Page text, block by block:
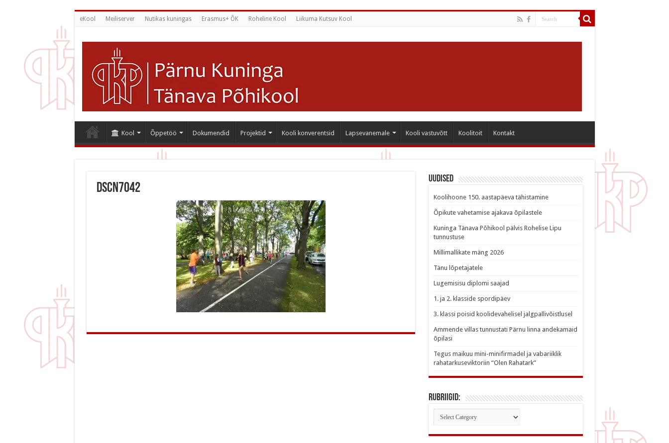
eKool Meiliserver Nutikas kuningas Erasmus+ ÕK Roheline Kool Liikuma Kutsuv Kool
Kool Õppetöö Dokumendid Projektid Kooli konverentsid Lapsevanemale Kooli vastuvõtt Koolitoit Kontakt
DSCN7042
Uudised
Koolihoone 150. aastapäeva tähistamine
Õpikute vahetamise ajakava õpilastele
Kuninga Tänava Põhikool pälvis Rohelise Lipu
tunnustuse
Millimallikate mäng 2026
Tänu lõpetajatele
Lugemisisu diplomi saajad
1. ja 2. klasside spordipäev
3. klassi poisid koolidevahelisel jalgpallivõistlusel
Ammende villas tunnustati Pärnu linna andekamaid
õpilasi
Tegus maikuu mini-minifirmadel ja vabariiklik
rahatarkuseviktoriin “Olen Rahatark”
Rubriigid:
Rubriigid: